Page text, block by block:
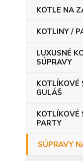
KOTLE NA
KOTLINY /
LUXUSNÉ
SÚPRAVY
KOTLÍKOVÉ
GULÁŠ
KOTLÍKOVÉ
PARTY
SÚPRAVY